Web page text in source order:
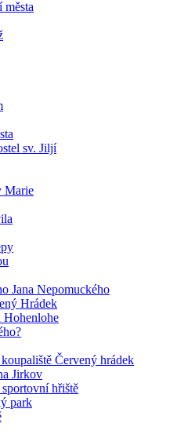
města
sv. Jiljí
Marie
Jana Nepomuckého
Hrádek
Hohenlohe
Červený hrádek
Jirkov
hřiště
park